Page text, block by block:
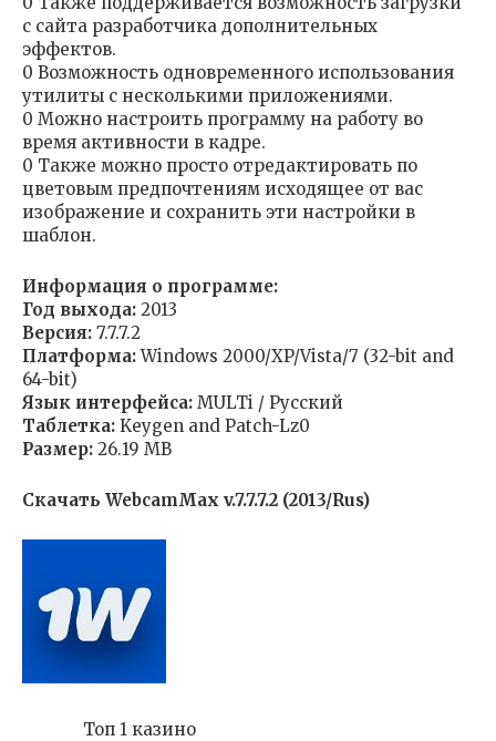
с сайта разработчика дополнительных
эффектов.
0 Возможность одновременного использования
утилиты с несколькими приложениями.
0 Можно настроить программу на работу во
время активности в кадре.
0 Также можно просто отредактировать по
цветовым предпочтениям исходящее от вас
изображение и сохранить эти настройки в
шаблон.
Информация о программе:
Год выхода: 2013
Версия: 7.7.7.2
Платформа:Windows 2000/XP/Vista/7 (32-bit and
64-bit)
Язык интерфейса: MULTi / Русский
Таблетка: Keygen and Patch-Lz0
Размер: 26.19 MB
Скачать WebcamMax v.7.7.7.2 (2013/Rus)
Топ 1 казино